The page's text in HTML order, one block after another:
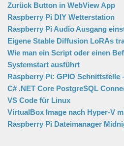
Zurück Button in WebView App
Raspberry Pi DIY Wetterstation
Raspberry Pi Audio Ausgang
Eigene Stable Diffusion LoRAs
Wie man ein Script oder einen
Systemstart ausführt
Raspberry Pi: GPIO Schnittstelle
C# .NET Core PostgreSQL
VS Code für Linux
VirtualBox Image nach Hyper-V
Raspberry Pi Dateimanager